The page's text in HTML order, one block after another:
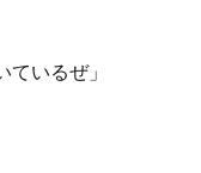
いるぜ」